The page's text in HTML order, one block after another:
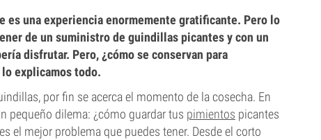
una experiencia enormemente gratificante. Pero lo
de un suministro de guindillas picantes y con un
disfrutar. Pero, ¿cómo se conservan para
explicamos todo.
por fin se acerca el momento de la cosecha. En
pequeño dilema: ¿cómo guardar tus pimientos picantes
el mejor problema que puedes tener. Desde el corto